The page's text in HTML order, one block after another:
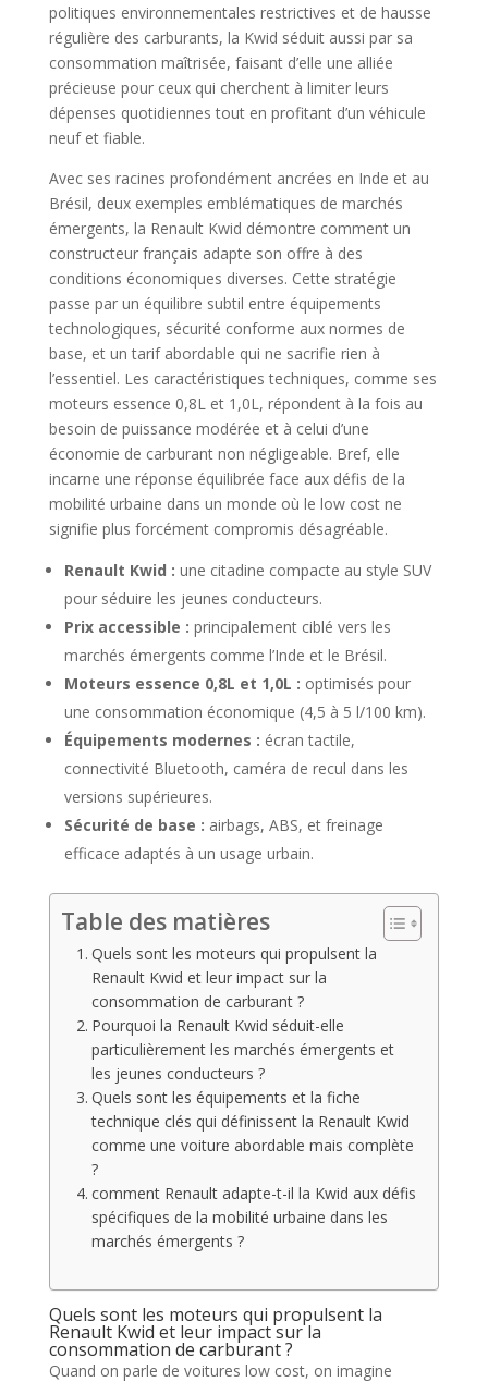
politiques environnementales restrictives et de hausse
régulière des carburants, la Kwid séduit aussi par sa
consommation maîtrisée, faisant d’elle une alliée
précieuse pour ceux qui cherchent à limiter leurs
dépenses quotidiennes tout en profitant d’un véhicule
neuf et fiable.
Avec ses racines profondément ancrées en Inde et au
Brésil, deux exemples emblématiques de marchés
émergents, la Renault Kwid démontre comment un
constructeur français adapte son offre à des
conditions économiques diverses. Cette stratégie
passe par un équilibre subtil entre équipements
technologiques, sécurité conforme aux normes de
base, et un tarif abordable qui ne sacrifie rien à
l’essentiel. Les caractéristiques techniques, comme ses
moteurs essence 0,8L et 1,0L, répondent à la fois au
besoin de puissance modérée et à celui d’une
économie de carburant non négligeable. Bref, elle
incarne une réponse équilibrée face aux défis de la
mobilité urbaine dans un monde où le low cost ne
signifie plus forcément compromis désagréable.
Renault Kwid : une citadine compacte au style SUV
pour séduire les jeunes conducteurs.
Prix accessible : principalement ciblé vers les
marchés émergents comme l’Inde et le Brésil.
Moteurs essence 0,8L et 1,0L : optimisés pour
une consommation économique (4,5 à 5 l/100 km).
Équipements modernes : écran tactile,
connectivité Bluetooth, caméra de recul dans les
versions supérieures.
Sécurité de base : airbags, ABS, et freinage
efficace adaptés à un usage urbain.
Table des matières
Quels sont les moteurs qui propulsent la
Renault Kwid et leur impact sur la
consommation de carburant ?
Pourquoi la Renault Kwid séduit-elle
particulièrement les marchés émergents et
les jeunes conducteurs ?
Quels sont les équipements et la fiche
technique clés qui définissent la Renault Kwid
comme une voiture abordable mais complète
?
comment Renault adapte-t-il la Kwid aux défis
spécifiques de la mobilité urbaine dans les
marchés émergents ?
Quels sont les moteurs qui propulsent la
Renault Kwid et leur impact sur la
consommation de carburant ?
Quand on parle de voitures low cost, on imagine